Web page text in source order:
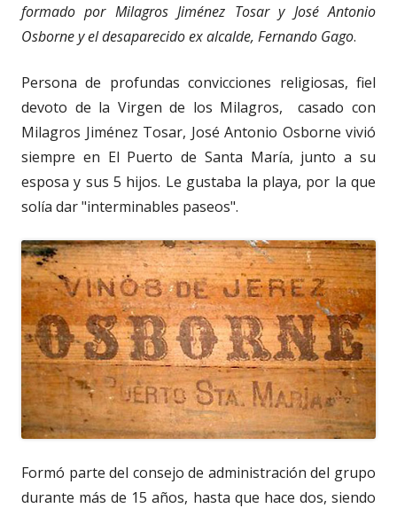
formado por Milagros Jiménez Tosar y José Antonio
Osborne y el desaparecido ex alcalde, Fernando Gago.
Persona de profundas convicciones religiosas, fiel
devoto de la Virgen de los Milagros, casado con
Milagros Jiménez Tosar, José Antonio Osborne vivió
siempre en El Puerto de Santa María, junto a su
esposa y sus 5 hijos. Le gustaba la playa, por la que
solía dar "interminables paseos".
Formó parte del consejo de administración del grupo
durante más de 15 años, hasta que hace dos, siendo